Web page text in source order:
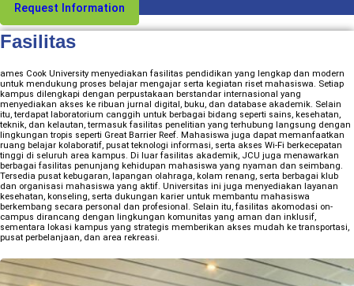
Request Information
Fasilitas
ames Cook University menyediakan fasilitas pendidikan yang lengkap dan modern
untuk mendukung proses belajar mengajar serta kegiatan riset mahasiswa. Setiap
kampus dilengkapi dengan perpustakaan berstandar internasional yang
menyediakan akses ke ribuan jurnal digital, buku, dan database akademik. Selain
itu, terdapat laboratorium canggih untuk berbagai bidang seperti sains, kesehatan,
teknik, dan kelautan, termasuk fasilitas penelitian yang terhubung langsung dengan
lingkungan tropis seperti Great Barrier Reef. Mahasiswa juga dapat memanfaatkan
ruang belajar kolaboratif, pusat teknologi informasi, serta akses Wi-Fi berkecepatan
tinggi di seluruh area kampus. Di luar fasilitas akademik, JCU juga menawarkan
berbagai fasilitas penunjang kehidupan mahasiswa yang nyaman dan seimbang.
Tersedia pusat kebugaran, lapangan olahraga, kolam renang, serta berbagai klub
dan organisasi mahasiswa yang aktif. Universitas ini juga menyediakan layanan
kesehatan, konseling, serta dukungan karier untuk membantu mahasiswa
berkembang secara personal dan profesional. Selain itu, fasilitas akomodasi on-
campus dirancang dengan lingkungan komunitas yang aman dan inklusif,
sementara lokasi kampus yang strategis memberikan akses mudah ke transportasi,
pusat perbelanjaan, dan area rekreasi.